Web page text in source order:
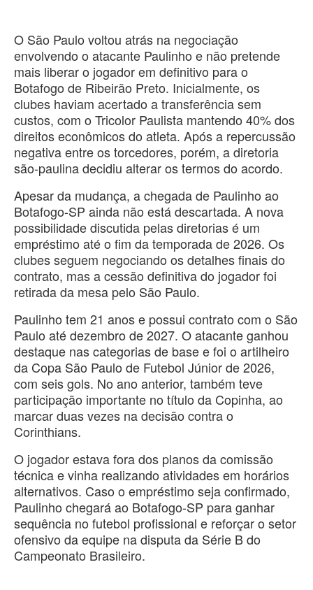
O São Paulo voltou atrás na negociação
envolvendo o atacante Paulinho e não pretende
mais liberar o jogador em definitivo para o
Botafogo de Ribeirão Preto. Inicialmente, os
clubes haviam acertado a transferência sem
custos, com o Tricolor Paulista mantendo 40% dos
direitos econômicos do atleta. Após a repercussão
negativa entre os torcedores, porém, a diretoria
são-paulina decidiu alterar os termos do acordo.
Apesar da mudança, a chegada de Paulinho ao
Botafogo-SP ainda não está descartada. A nova
possibilidade discutida pelas diretorias é um
empréstimo até o fim da temporada de 2026. Os
clubes seguem negociando os detalhes finais do
contrato, mas a cessão definitiva do jogador foi
retirada da mesa pelo São Paulo.
Paulinho tem 21 anos e possui contrato com o São
Paulo até dezembro de 2027. O atacante ganhou
destaque nas categorias de base e foi o artilheiro
da Copa São Paulo de Futebol Júnior de 2026,
com seis gols. No ano anterior, também teve
participação importante no título da Copinha, ao
marcar duas vezes na decisão contra o
Corinthians.
O jogador estava fora dos planos da comissão
técnica e vinha realizando atividades em horários
alternativos. Caso o empréstimo seja confirmado,
Paulinho chegará ao Botafogo-SP para ganhar
sequência no futebol profissional e reforçar o setor
ofensivo da equipe na disputa da Série B do
Campeonato Brasileiro.